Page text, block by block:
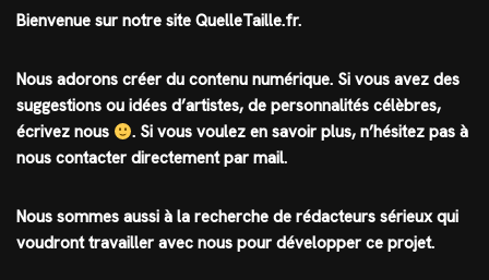
Bienvenue sur notre site QuelleTaille.fr.
Nous adorons créer du contenu numérique. Si vous avez des
suggestions ou idées d’artistes, de personnalités célèbres,
écrivez nous
. Si vous voulez en savoir plus, n’hésitez pas à
nous contacter directement par mail.
Nous sommes aussi à la recherche de rédacteurs sérieux qui
voudront travailler avec nous pour développer ce projet.